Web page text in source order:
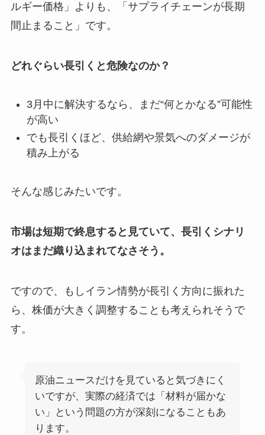
ルギー価格」よりも、「サプライチェーンが長期
間止まること」です。
どれぐらい長引くと危険なのか？
3月中に解決するなら、まだ“何とかなる”可能性
が高い
でも長引くほど、供給網や景気へのダメージが
積み上がる
そんな感じみたいです。
市場は短期で終息すると見ていて、長引くシナリ
オはまだ織り込まれてなさそう。
ですので、もしイラン情勢が長引く方向に振れた
ら、株価が大きく調整することも考えられそうで
す。
原油ニュースだけを見ていると気づきにく
いですが、実際の経済では「材料が届かな
い」という問題の方が深刻になることもあ
ります。